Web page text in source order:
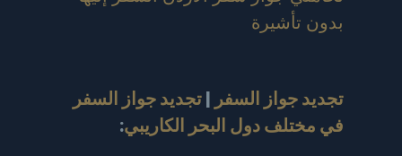
بدون تأشيرة
تجديد جواز السفر |تجديد جواز السفر
في مختلف دول البحر الكاريبي: